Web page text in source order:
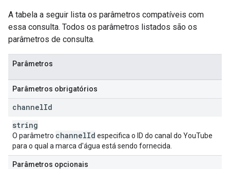
A tabela a seguir lista os parâmetros compatíveis com
essa consulta. Todos os parâmetros listados são os
parâmetros de consulta.
Parâmetros
Parâmetros obrigatórios
channelId
string
O parâmetro channelId especifica o ID do canal do YouTube
para o qual a marca d'água está sendo fornecida.
Parâmetros opcionais